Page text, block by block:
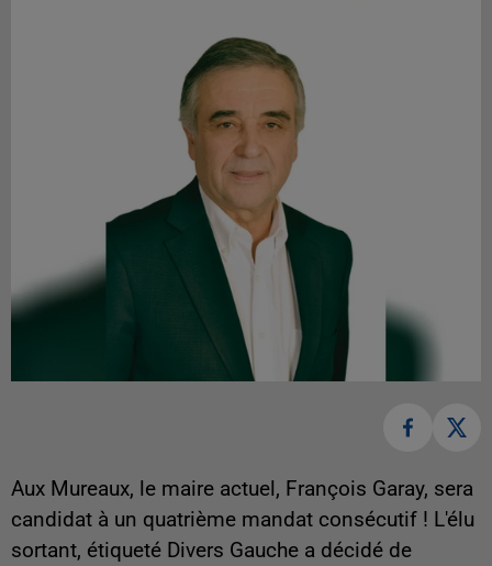
Aux Mureaux, le maire actuel, François Garay, sera
candidat à un quatrième mandat consécutif ! L'élu
sortant, étiqueté Divers Gauche a décidé de